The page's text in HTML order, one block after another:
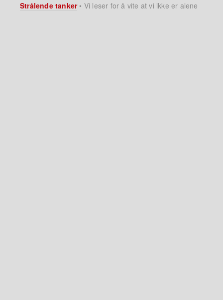
Strålende tanker• Vi leser for å vite at vi ikke er alene